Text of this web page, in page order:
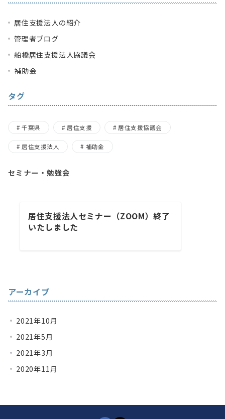
居住支援法人の紹介
管理者ブログ
船橋居住支援法人協議会
補助金
タグ
千葉県 居住支援 居住支援協議会
居住支援法人 補助金
セミナー・勉強会
居住支援法人セミナー（ZOOM）終了
いたしました
アーカイブ
2021年10月
2021年5月
2021年3月
2020年11月